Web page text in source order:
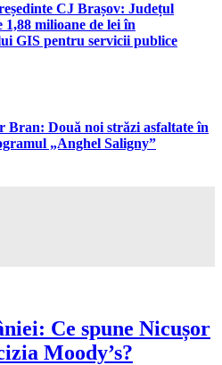
CJ Brașov: Județul
1,88 milioane de lei în
GIS pentru servicii publice
Bran: Două noi străzi asfaltate în
„Anghel Saligny”
Ce spune Nicușor
Moody’s?